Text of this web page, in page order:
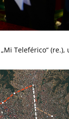
Teleférico“